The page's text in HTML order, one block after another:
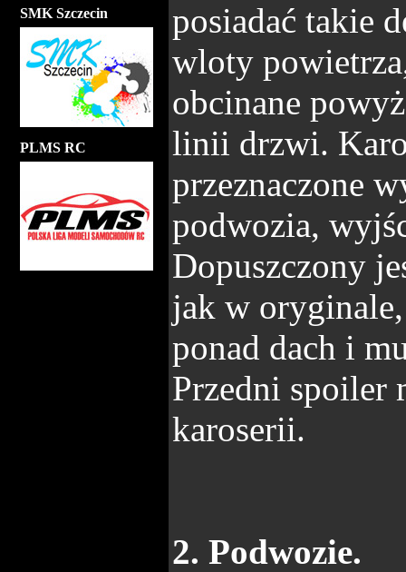
SMK Szczecin
PLMS RC
posiadać takie
wloty
obcinane
linii drzwi.
przeznaczone
podwozia,
Dopuszczony
jak w
ponad dach i
Przedni spoiler
karoserii.
2. Podwozie.